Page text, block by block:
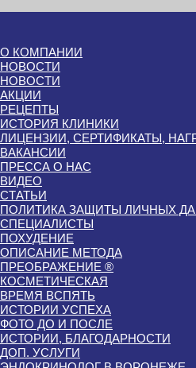
О КОМПАНИИ
НОВОСТИ
НОВОСТИ
АКЦИИ
РЕЦЕПТЫ
ИСТОРИЯ КЛИНИКИ
ЛИЦЕНЗИИ, СЕРТИФИКАТЫ,
ВАКАНСИИ
ПРЕССА О НАС
ВИДЕО
СТАТЬИ
ПОЛИТИКА ЗАЩИТЫ ЛИЧНЫХ
СПЕЦИАЛИСТЫ
ПОХУДЕНИЕ
ОПИСАНИЕ МЕТОДА
ПРЕОБРАЖЕНИЕ ®
КОСМЕТИЧЕСКАЯ
ВРЕМЯ ВСПЯТЬ
ИСТОРИИ УСПЕХА
ФОТО ДО И ПОСЛЕ
ИСТОРИИ, БЛАГОДАРНОСТИ
ДОП. УСЛУГИ